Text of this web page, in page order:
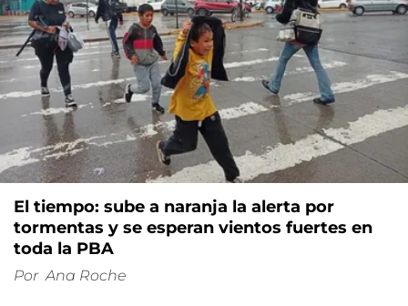
El tiempo: sube a naranja la alerta por
tormentas y se esperan vientos fuertes en
toda la PBA
Por Ana Roche